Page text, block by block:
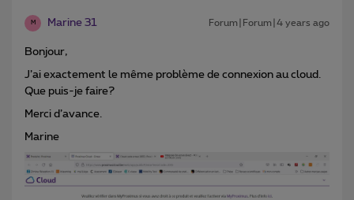
M Marine 31 Forum|Forum|4 years ago
Bonjour,
J’ai exactement le même problème de connexion au cloud.
Que puis-je faire?
Merci d’avance.
Marine